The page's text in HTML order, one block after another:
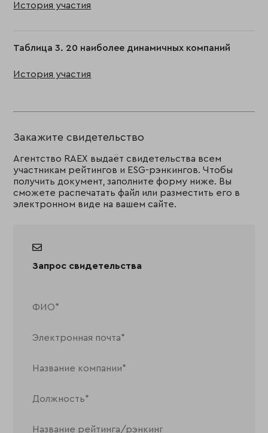
История участия
Таблица 3. 20 наиболее динамичных компаний
История участия
Закажите свидетельство
Агентство RAEX выдаёт свидетельства всем
участникам рейтингов и ESG-рэнкингов. Чтобы
получить документ, заполните форму ниже. Вы
сможете распечатать файл или разместить его в
электронном виде на вашем сайте.
Запрос свидетельства